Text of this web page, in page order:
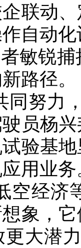
联动
自动
敏锐
路径。
同努力
员杨
验基
用业务
空经济
象，
大潜